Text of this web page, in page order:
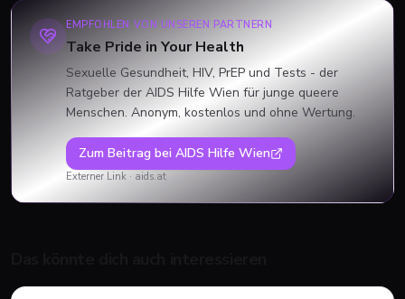
EMPFOHLEN VON UNSEREN PARTNERN
Take Pride in Your Health
Sexuelle Gesundheit, HIV, PrEP und Tests - der
Ratgeber der AIDS Hilfe Wien für junge queere
Menschen. Anonym, kostenlos und ohne Wertung.
Zum Beitrag bei AIDS Hilfe Wien
Externer Link · aids.at